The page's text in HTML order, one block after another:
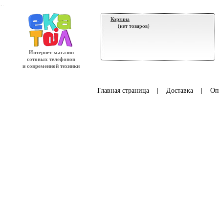
Интернет-магазин
сотовых телефонов
и современной техники
Корзина
(нет товаров)
Главная страница| Доставка|